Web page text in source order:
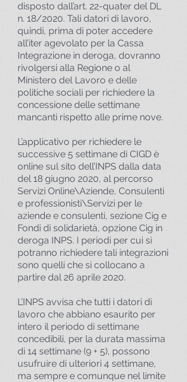
disposto dall’art. 22-quater del DL
n. 18/2020. Tali datori di lavoro,
quindi, prima di poter accedere
all’iter agevolato per la Cassa
Integrazione in deroga, dovranno
rivolgersi alla Regione o al
Ministero del Lavoro e delle
politiche sociali per richiedere la
concessione delle settimane
mancanti rispetto alle prime nove.
L’applicativo per richiedere le
successive 5 settimane di CIGD è
online sul sito dell’INPS dalla data
del 18 giugno 2020, al percorso
Servizi Online\Aziende, Consulenti
e professionisti\Servizi per le
aziende e consulenti, sezione Cig e
Fondi di solidarietà, opzione Cig in
deroga INPS. I periodi per cui si
potranno richiedere tali integrazioni
sono quelli che si collocano a
partire dal 26 aprile 2020.
L’INPS avvisa che tutti i datori di
lavoro che abbiano esaurito per
intero il periodo di settimane
concedibili, per la durata massima
di 14 settimane (9 + 5), possono
usufruire di ulteriori 4 settimane,
ma sempre e comunque nel limite